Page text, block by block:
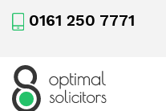
0161 250 7771